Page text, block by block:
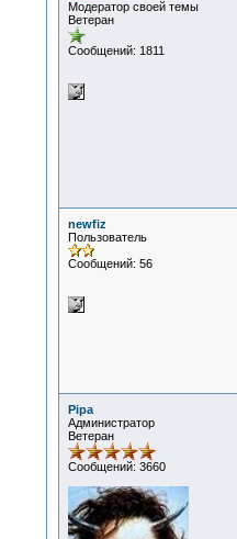
Модератор своей темы
Ветеран
Сообщений: 1811
newfiz
Пользователь
Сообщений: 56
Pipa
Администратор
Ветеран
Сообщений: 3660